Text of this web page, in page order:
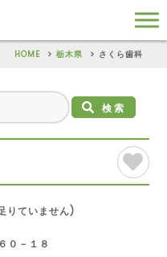
HOME 栃木県 さくら歯科
検索
りていません)
０－１８